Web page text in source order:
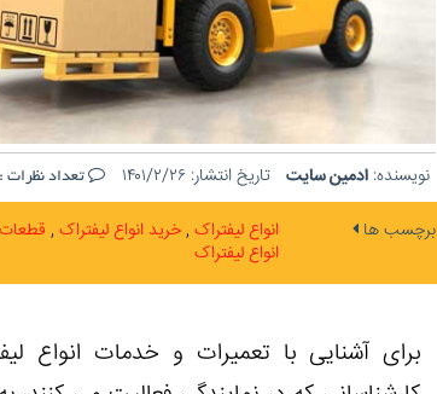
نویسنده: ادمین سایت تاریخ انتشار: ۱۴۰۱/۲/۲۶ تعداد نظرات :
برچسب ها انواع لیفتراک خرید انواع لیفتراک قطعات
انواع لیفتراک
برای آشنایی با تعمیرات و خدمات انواع